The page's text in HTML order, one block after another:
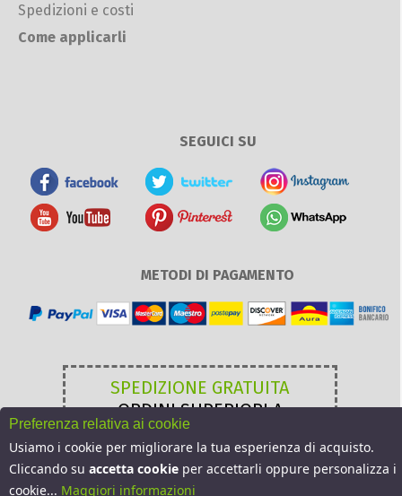
Spedizioni e costi
Come applicarli
SEGUICI SU
METODI DI PAGAMENTO
SPEDIZIONE GRATUITA
ORDINI SUPERIORI A
49,00 €
Preferenza relativa ai cookie
Usiamo i cookie per migliorare la tua esperienza di acquisto.
Cliccando su accetta cookie per accettarli oppure personalizza i
cookie... Maggiori informazioni